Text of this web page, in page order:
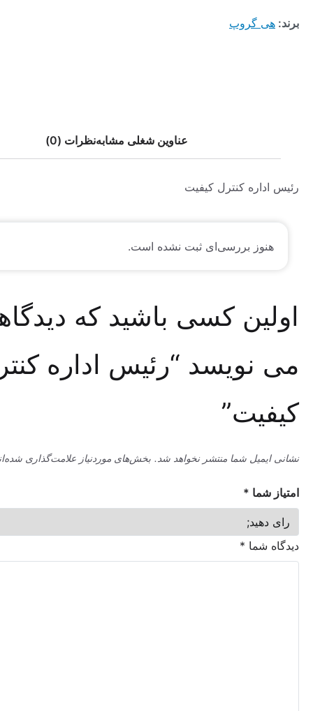
گروپ
عناوین شغلی مشابهنظرات (0)
کنترل کیفیت
بررسی‌ای ثبت نشده است.
کسی باشید که دیدگاهی
“رئیس اداره کنترل
شما منتشر نخواهد شد. بخش‌های موردنیاز علامت‌گذاری شده‌اند*
*
*